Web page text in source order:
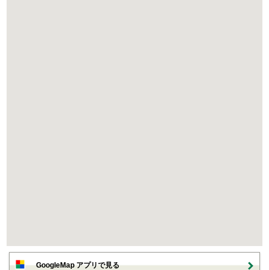
GoogleMap アプリで見る